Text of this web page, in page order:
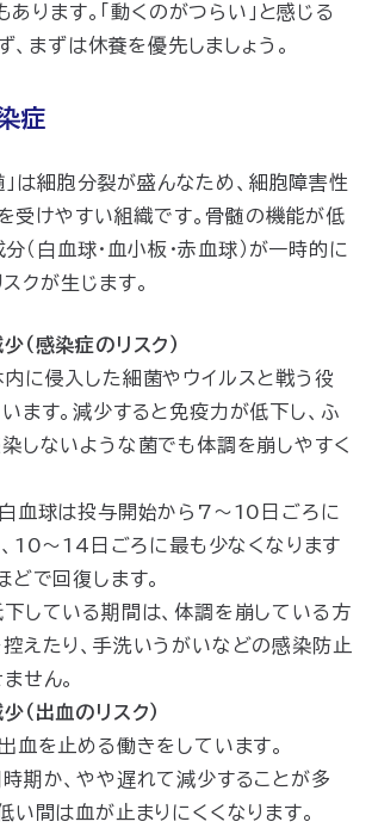
ります。「動くのがつらい」と感じる
、まずは休養を優先しましょう。
症
」は細胞分裂が盛んなため、細胞障害性
受けやすい組織です。骨髄の機能が低
（白血球・血小板・赤血球）が一時的に
クが生じます。
（感染症のリスク）
に侵入した細菌やウイルスと戦う役
ます。減少すると免疫力が低下し、ふ
しないような菌でも体調を崩しやすく
白血球は投与開始から7〜10日ごろに
10〜14日ごろに最も少なくなります
どで回復します。
している期間は、体調を崩している方
えたり、手洗いうがいなどの感染防止
せん。
（出血のリスク）
血を止める働きをしています。
期か、やや遅れて減少することが多
い間は血が止まりにくくなります。